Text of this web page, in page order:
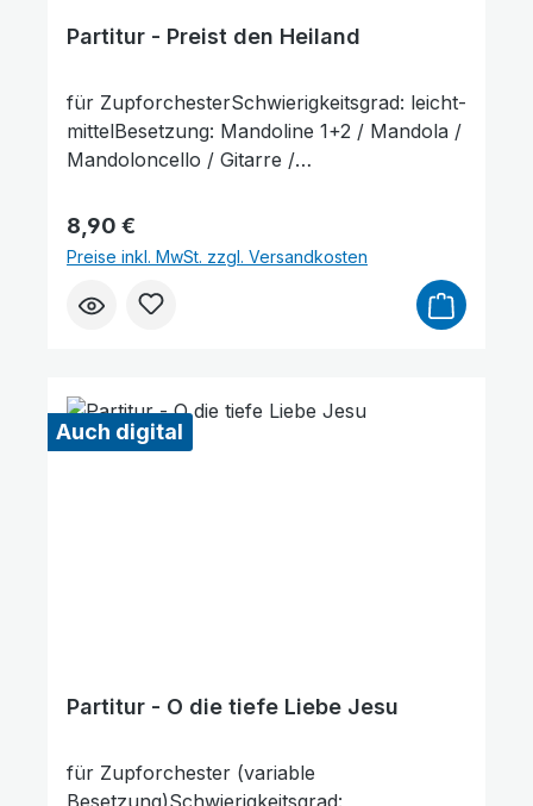
Partitur - Preist den Heiland
für ZupforchesterSchwierigkeitsgrad: leicht-
mittelBesetzung: Mandoline 1+2 / Mandola /
Mandoloncello / Gitarre /
Stimmenauszüge, Stimmenauszüge dürfen
als Kopiervorlage verwendet werden. Die
Lieferzeit beträgt ca. 7 Werktage, da dieser
Artikel erst nach Bestellung gedruckt wird.
Regulärer Preis:
8,90 €
Preise inkl. MwSt. zzgl. Versandkosten
Auch digital
Partitur - O die tiefe Liebe Jesu
für Zupforchester (variable